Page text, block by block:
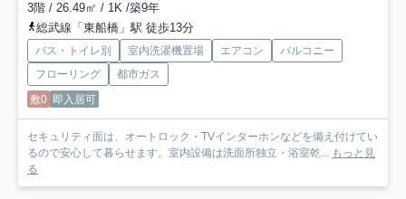
3階 / 26.49㎡ / 1K /築9年
総武線「東船橋」駅 徒歩13分
バス・トイレ別 室内洗濯機置場 エアコン
バルコニー
フローリング
都市ガス
敷0 即入居可
セキュリティ面は、オートロック・TVインターホンなどを備え付けてい
るので安心して暮らせます。室内設備は洗面所独立・浴室乾... もっと見
る